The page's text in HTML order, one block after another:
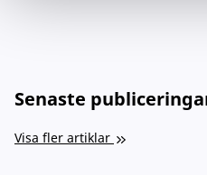
Senaste
Visa fler artiklar